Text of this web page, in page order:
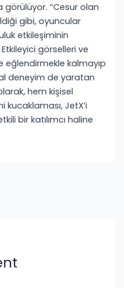
görülüyor. “Cesur olan
gibi, oyuncular
etkileşiminin
görselleri ve
kalmayıp
deneyim de yaratan
hem kişisel
JetX’i
bir katılımcı haline